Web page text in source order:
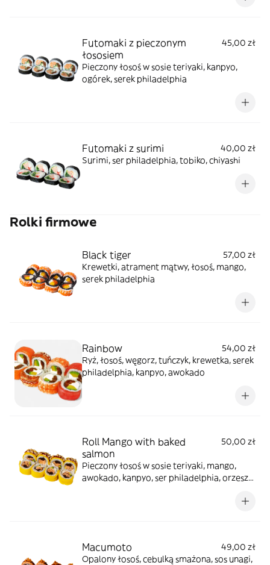
Futomaki z pieczonym
łososiem
45,00 zł
Pieczony łosoś w sosie teriyaki, kanpyo,
ogórek, serek philadelphia
Futomaki z surimi
40,00 zł
Surimi, ser philadelphia, tobiko, chiyashi
Rolki firmowe
Black tiger
57,00 zł
Krewetki, atrament mątwy, łosoś, mango,
serek philadelphia
Rainbow
54,00 zł
Ryż, łosoś, węgorz, tuńczyk, krewetka, serek
philadelphia, kanpyo, awokado
Roll Mango with baked
salmon
50,00 zł
Pieczony łosoś w sosie teriyaki, mango,
awokado, kanpyo, ser philadelphia, orzeszki
Macumoto
49,00 zł
Opalony łosoś, cebulką smażona, sos unagi,